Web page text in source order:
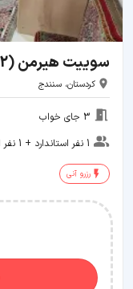
سوییت هیرمن (2) سنندج
کردستان، سنندج
3 جای خواب
1 نفر استاندارد + 1 نفر اضافه
رزرو آنی